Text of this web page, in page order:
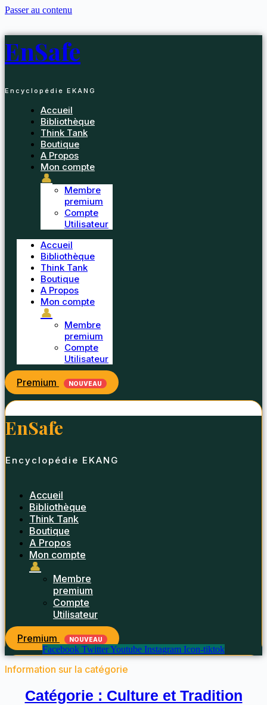
Passer au contenu
EnSafe
Encyclopédie EKANG
Accueil
Bibliothèque
Think Tank
Boutique
A Propos
Mon compte
👤
Membre
premium
Compte
Utilisateur
Accueil
Bibliothèque
Think Tank
Boutique
A Propos
Mon compte
👤
Membre
premium
Compte
Utilisateur
Premium NOUVEAU
EnSafe
Encyclopédie EKANG
Accueil
Bibliothèque
Think Tank
Boutique
A Propos
Mon compte
👤
Membre
premium
Compte
Utilisateur
Premium
NOUVEAU
Facebook TwitterYoutube Instagram Icon-tiktok
Information sur la catégorie
Catégorie : Culture et Tradition